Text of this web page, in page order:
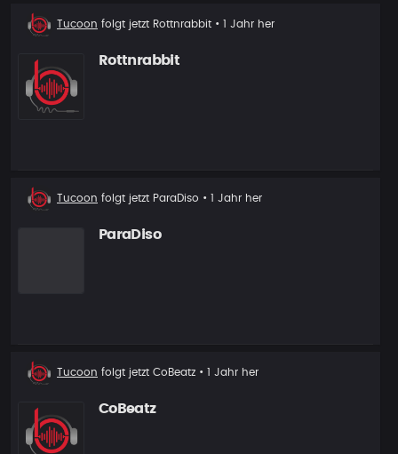
Neuer
Tucoon folgt jetzt Rottnrabbit • 1 Jahr her
Rottnrabbit
Neuer
Tucoon folgt jetzt ParaDiso • 1 Jahr her
ParaDiso
Neuer
Tucoon folgt jetzt CoBeatz • 1 Jahr her
CoBeatz